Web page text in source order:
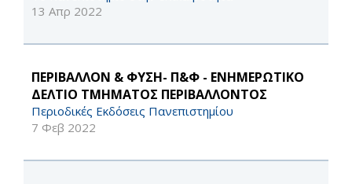
13 Απρ 2022
ΠΕΡΙΒΑΛΛΟΝ & ΦΥΣΗ- Π&Φ - ΕΝΗΜΕΡΩΤΙΚΟ
ΔΕΛΤΙΟ ΤΜΗΜΑΤΟΣ ΠΕΡΙΒΑΛΛΟΝΤΟΣ
Περιοδικές Εκδόσεις Πανεπιστημίου
7 Φεβ 2022